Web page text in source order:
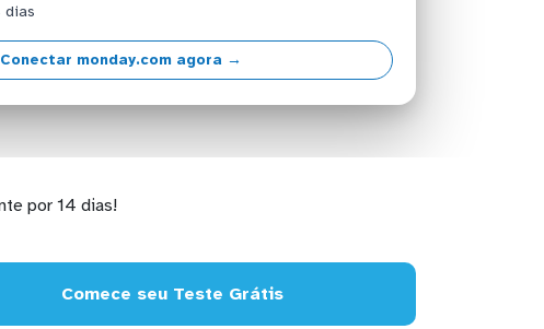
dias
Conectar monday.com agora →
por 14 dias!
Comece seu Teste Grátis